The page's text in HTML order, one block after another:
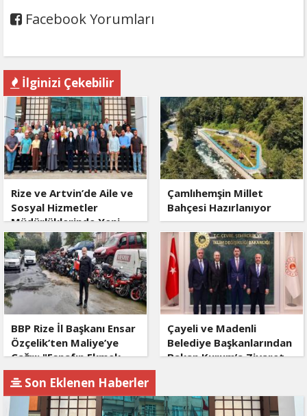
Facebook Yorumları
İlginizi Çekebilir
Rize ve Artvin’de Aile ve
Sosyal Hizmetler
Müdürlüklerinde Yeni
Dönem
Çamlıhemşin Millet
Bahçesi Hazırlanıyor
BBP Rize İl Başkanı Ensar
Özçelik’ten Maliye’ye
Çağrı: "Esnafın Ekmek
Teknesine Haciz Borcu
Ödetmez, Üretimi
Durdurur!"
Çayeli ve Madenli
Belediye Başkanlarından
Bakan Kurum’a Ziyaret
Son Eklenen Haberler